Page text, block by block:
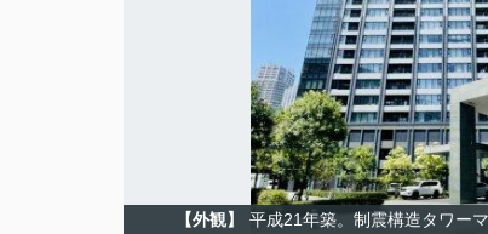
【外観】 平成21年築。制震構造タワー